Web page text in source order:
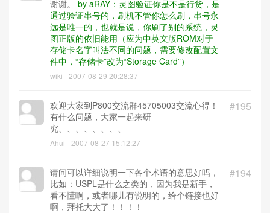
谢谢。 by aRAY：灵图验证你是不是行货，是
通过验证串号的，刷机不管你怎么刷，串号永
远是唯一的，也就是说，你刷了别的系统，灵
图正版的依旧能用（应为中英文版ROM对于
存储卡名字叫法不同的问题，需要修改配置文
件中，“存储卡”改为“Storage Card”）
wiki 2007-08-29 20:28:37
#195
欢迎大家到P800交流群45705003交流心得！
有什么问题，大家一起来研
究、、、、、、、、
Ahui 2007-08-27 15:12:27
#194
请问可以详细说明一下各个术语的意思好吗，
比如：USPL是什么之类的，因为我是新手，
看不懂啊，或者哪儿有说明的，给个链接也好
啊，拜托大大了！！！！